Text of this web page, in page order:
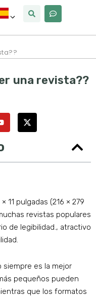
una revista??
11 pulgadas (216 × 279
revistas populares
de legibilidad., atractivo
siempre es la mejor
pequeños pueden
que los formatos